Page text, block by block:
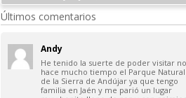
Últimos comentarios
Andy
He tenido la suerte de poder visitar no
hace mucho tiempo el Parque Natural
de la Sierra de Andújar ya que tengo
familia en Jaén y me parió un lugar